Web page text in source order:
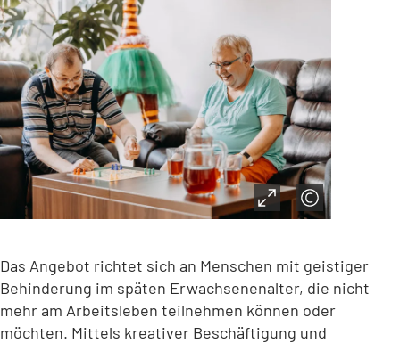
Das Angebot richtet sich an Menschen mit geistiger
Behinderung im späten Erwachsenenalter, die nicht
mehr am Arbeitsleben teilnehmen können oder
möchten. Mittels kreativer Beschäftigung und